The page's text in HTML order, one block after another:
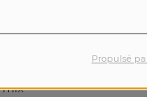
Propulsé
mix